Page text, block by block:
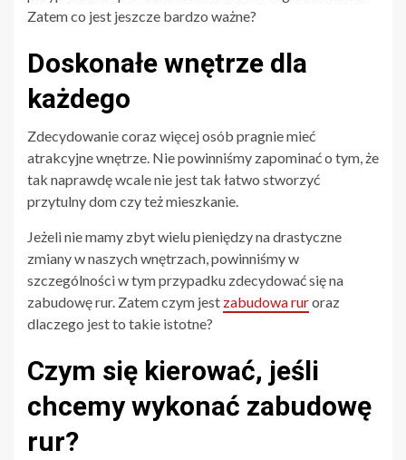
Zatem co jest jeszcze bardzo ważne?
Doskonałe wnętrze dla
każdego
Zdecydowanie coraz więcej osób pragnie mieć
atrakcyjne wnętrze. Nie powinniśmy zapominać o tym, że
tak naprawdę wcale nie jest tak łatwo stworzyć
przytulny dom czy też mieszkanie.
Jeżeli nie mamy zbyt wielu pieniędzy na drastyczne
zmiany w naszych wnętrzach, powinniśmy w
szczególności w tym przypadku zdecydować się na
zabudowę rur. Zatem czym jest zabudowa ruroraz
dlaczego jest to takie istotne?
Czym się kierować, jeśli
chcemy wykonać zabudowę
rur?